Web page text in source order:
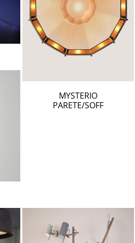
MYSTERIO
PARETE/SOFF